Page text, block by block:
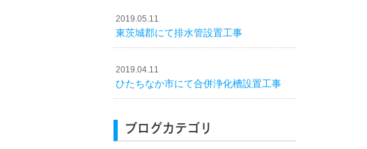
2019.05.11
東茨城郡にて排水管設置工事
2019.04.11
ひたちなか市にて合併浄化槽設置工事
ブログカテゴリ